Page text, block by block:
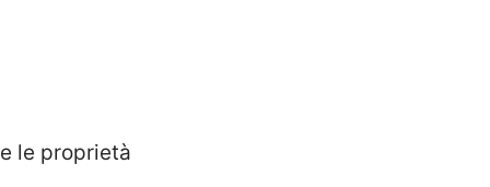
le proprietà